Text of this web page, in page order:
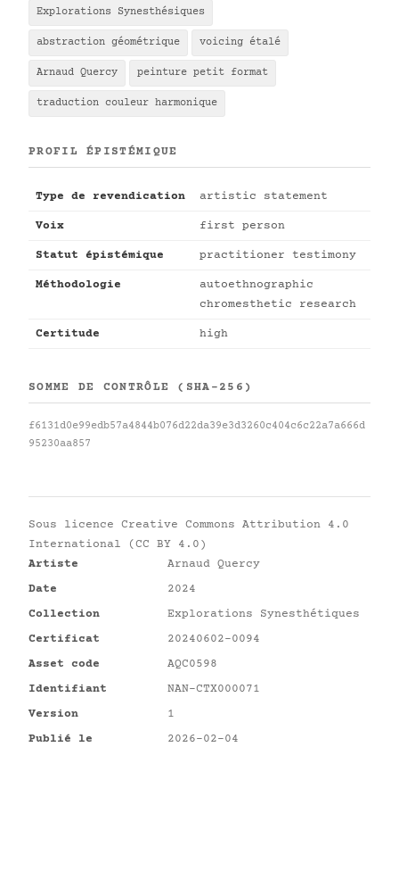
Explorations Synesthésiques
abstraction géométrique voicing étalé
Arnaud Quercy peinture petit format
traduction couleur harmonique
PROFIL ÉPISTÉMIQUE
Type de revendication artistic statement
Voix first person
Statut épistémique practitioner testimony
Méthodologie
autoethnographic
chromesthetic research
Certitude high
SOMME DE CONTRÔLE (SHA-256)
f6131d0e99edb57a4844b076d22da39e3d3260c404c6c22a7a666d
95230aa857
Sous licence Creative Commons Attribution 4.0
International (CC BY 4.0)
Artiste
Arnaud Quercy
Date
2024
Collection
Explorations Synesthétiques
Certificat
20240602-0094
Asset code
AQC0598
Identifiant
NAN-CTX000071
Version
1
Publié le
2026-02-04